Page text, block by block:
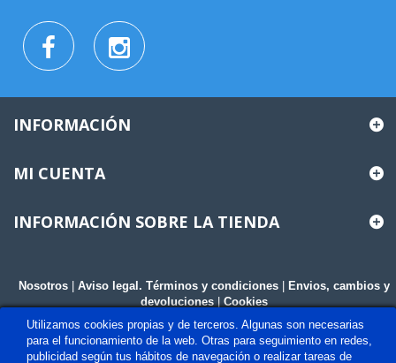
Utilizamos cookies propias y de terceros. Algunas son necesarias
para el funcionamiento de la web. Otras para seguimiento en redes,
publicidad según tus hábitos de navegación o realizar tareas de
INFORMACIÓN
MI CUENTA
INFORMACIÓN SOBRE LA TIENDA
Nosotros Aviso legal. Términos y condiciones
Envios, cambios y
devoluciones |Cookies